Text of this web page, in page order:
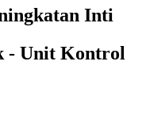
Inti
- Unit Kontrol